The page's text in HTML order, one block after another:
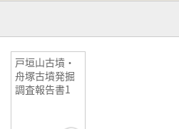
戸垣山古墳・
舟塚古墳発掘
調査報告書1